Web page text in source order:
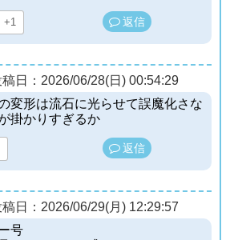
+1 返信
稿日：2026/06/28(日) 00:54:29
変形は流石に光らせて誤魔化さな
掛かりすぎるか
返信
稿日：2026/06/29(月) 12:29:57
号